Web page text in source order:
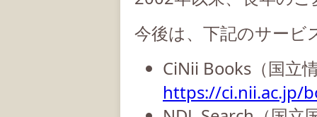
今後は、下記のサービ
CiNii Books（国立
https://ci.nii.ac.jp/